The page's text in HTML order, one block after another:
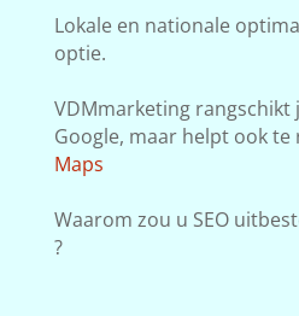
Lokale en nationale
optie.
VDMmarketing rangschikt
Google, maar helpt ook te
Maps
Waarom zou u SEO
?